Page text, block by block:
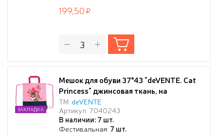
199,50
Мешок для обуви 37*43 "deVENTE. Cat
Princess" джинсовая ткань, на
верев.завязке, текст.ручка
ТМ: deVENTE
Артикул: 7040243
В наличии: 7 шт.
Фестивальная: 7 шт.
ЗАКЛАДКА